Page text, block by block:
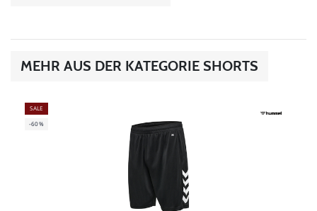
MEHR AUS DER KATEGORIE SHORTS
SALE
-60%